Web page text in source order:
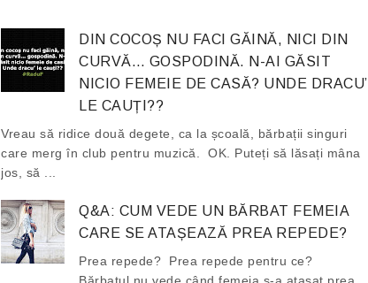
DIN COCOȘ NU FACI GĂINĂ, NICI DIN
CURVĂ… GOSPODINĂ. N-AI GĂSIT
NICIO FEMEIE DE CASĂ? UNDE DRACU’
LE CAUȚI??
Vreau să ridice două degete, ca la școală, bărbații singuri
care merg în club pentru muzică. OK. Puteți să lăsați mâna
jos, să ...
Q&A: CUM VEDE UN BĂRBAT FEMEIA
CARE SE ATAȘEAZĂ PREA REPEDE?
Prea repede? Prea repede pentru ce?